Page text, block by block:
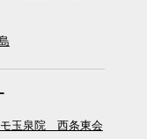
玉泉院 西条東会